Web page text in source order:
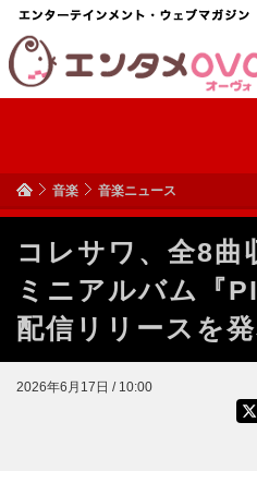
音楽 音楽ニュース
コレサワ、全8曲
ミニアルバム『
配信リリースを
2026年6月17日 / 10:00